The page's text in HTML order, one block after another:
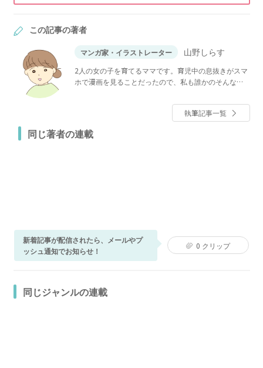
この記事の著者
マンガ家・イラストレーター 山野しらす
2人の女の子を育てるママです。育児中の息抜きがスマ
ホで漫画を見ることだったので、私も誰かのそんな存
のエピソードを元に、いろいろな方の人生を漫画にし
執筆記事一覧
同じ著者の連載
新着記事が配信されたら、メールやプ
ッシュ通知でお知らせ！
0 クリップ
同じジャンルの連載